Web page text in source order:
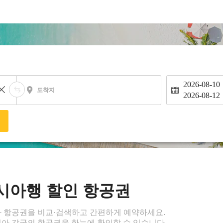
도착지
2026-08-10
2026-08-12
아행 할인 항공권
항공권을 비교·검색하고 간편하게 예약하세요.